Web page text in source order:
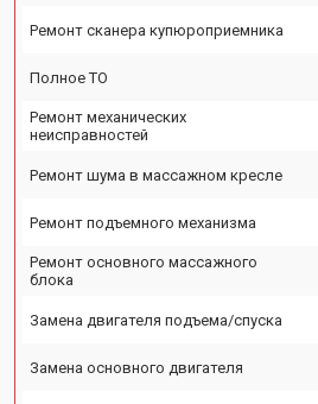
Ремонт сканера купюроприемника
Полное ТО
Ремонт механических
неисправностей
Ремонт шума в массажном кресле
Ремонт подъемного механизма
Ремонт основного массажного
блока
Замена двигателя подъема/спуска
Замена основного двигателя